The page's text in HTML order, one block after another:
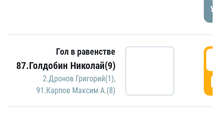
Гол в равенстве
87.Голдобин Николай(9)
2.Дронов Григорий(1),
91.Карпов Максим А.(8)